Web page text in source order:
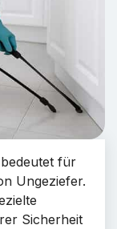
für
Ungeziefer.
Sicherheit